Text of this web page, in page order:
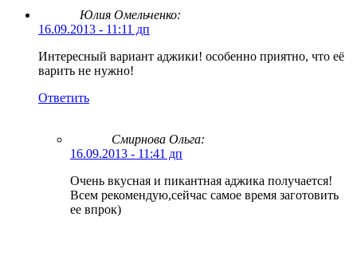
Юлия Омельченко:
16.09.2013 - 11:11 дп
Интересный вариант аджики! особенно приятно, что её
варить не нужно!
Ответить
Смирнова Ольга:
16.09.2013 - 11:41 дп
Очень вкусная и пикантная аджика получается!
Всем рекомендую,сейчас самое время заготовить
ее впрок)